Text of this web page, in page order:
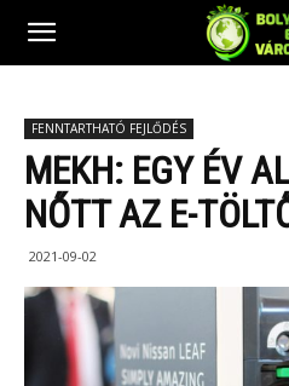
FENNTARTHATÓ FEJLŐDÉS
MEKH: EGY ÉV
NŐTT AZ E-
2021-09-02